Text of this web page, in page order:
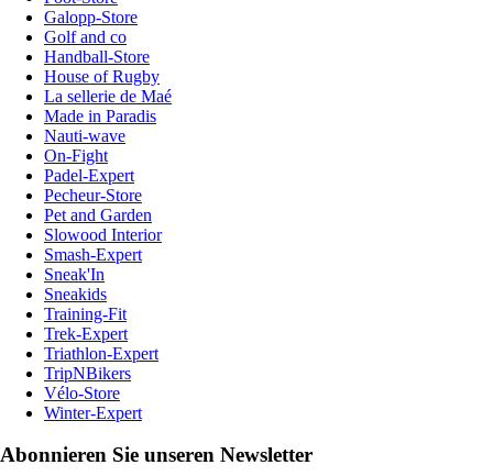
Galopp-Store
Golf and co
Handball-Store
House of Rugby
La sellerie de Maé
Made in Paradis
Nauti-wave
On-Fight
Padel-Expert
Pecheur-Store
Pet and Garden
Slowood Interior
Smash-Expert
Sneak'In
Sneakids
Training-Fit
Trek-Expert
Triathlon-Expert
TripNBikers
Vélo-Store
Winter-Expert
Abonnieren Sie unseren Newsletter